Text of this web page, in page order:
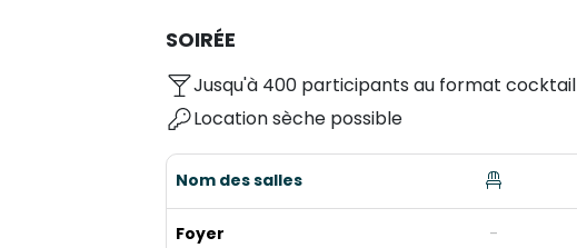
SOIRÉE
Jusqu'à 400 participants au format cocktail
Location sèche possible
Nom des salles
Foyer -